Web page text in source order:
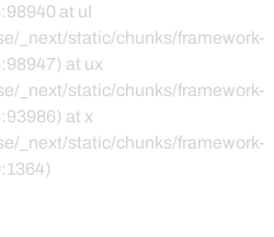
at uI
_next/static/chunks/framework-
at ux
_next/static/chunks/framework-
at x
_next/static/chunks/framework-